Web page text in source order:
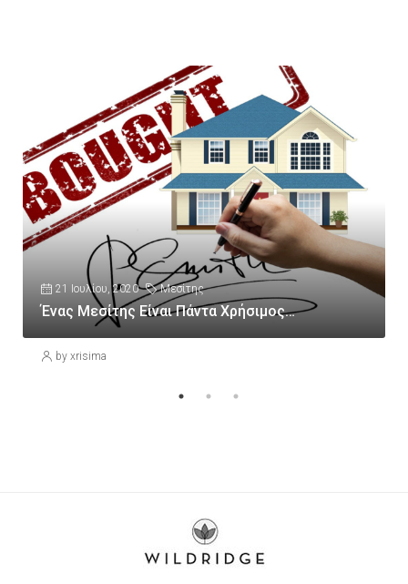
21 Ιουλίου, 2020 Μεσίτης
Ένας Μεσίτης Είναι Πάντα Χρήσιμος…
by xrisima